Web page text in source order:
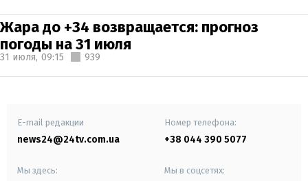
Жара до +34 возвращается: прогноз
погоды на 31 июля
31 июля, 09:15 939
E-mail редакции
news24@24tv.com.ua
Номер телефона:
+38 044 390 5077
Мы здесь: Мы в соцсетях: